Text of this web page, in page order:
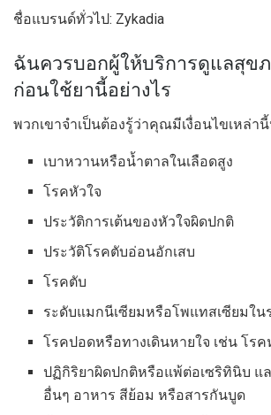
ชื่อแบรนด์ทั่วไป: Zykadia
ฉันควรบอกผู้ให้บริการดูแลสุข
ก่อนใช้ยานี้อย่างไร
พวกเขาจำเป็นต้องรู้ว่าคุณมีเงื่อนไขเหล่า
เบาหวานหรือน้ำตาลในเลือดสูง
โรคหัวใจ
ประวัติการเต้นของหัวใจผิดปกติ
ประวัติโรคตับอ่อนอักเสบ
โรคตับ
ระดับแมกนีเซียมหรือโพแทสเซียมใน
โรคปอดหรือทางเดินหายใจ เช่น โร
ปฏิกิริยาผิดปกติหรือแพ้ต่อเซริทินิบ แ
อื่นๆ อาหาร สีย้อม หรือสารกันบูด